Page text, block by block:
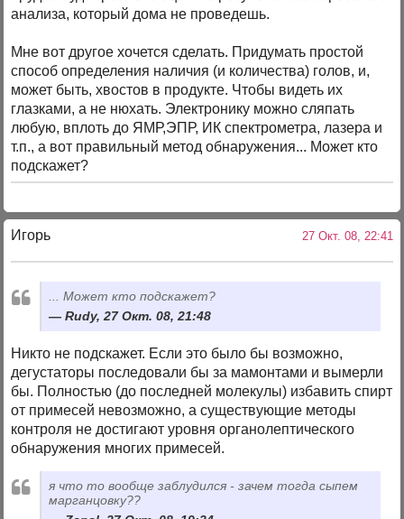
анализа, который дома не проведешь.
Мне вот другое хочется сделать. Придумать простой
способ определения наличия (и количества) голов, и,
может быть, хвостов в продукте. Чтобы видеть их
глазками, а не нюхать. Электронику можно сляпать
любую, вплоть до ЯМР,ЭПР, ИК спектрометра, лазера и
т.п., а вот правильный метод обнаружения... Может кто
подскажет?
Игорь 27 Окт. 08, 22:41
... Может кто подскажет?
Rudy, 27 Окт. 08, 21:48
Никто не подскажет. Если это было бы возможно,
дегустаторы последовали бы за мамонтами и вымерли
бы. Полностью (до последней молекулы) избавить спирт
от примесей невозможно, а существующие методы
контроля не достигают уровня органолептического
обнаружения многих примесей.
я что то вообще заблудился - зачем тогда сыпем
марганцовку??